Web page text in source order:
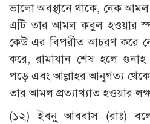
ভালো অবস্থানে থাকে, নেক
এটি তার আমল কবুল হওয়ার
কেউ এর বিপরীত আচরণ করে
করে, রামাযান শেষ হলে
পড়ে এবং আল্লাহর আনুগত্য
তার আমল প্রত্যাখ্যাত হওয়ার
(১২) ইবনু আববাস (রাঃ)